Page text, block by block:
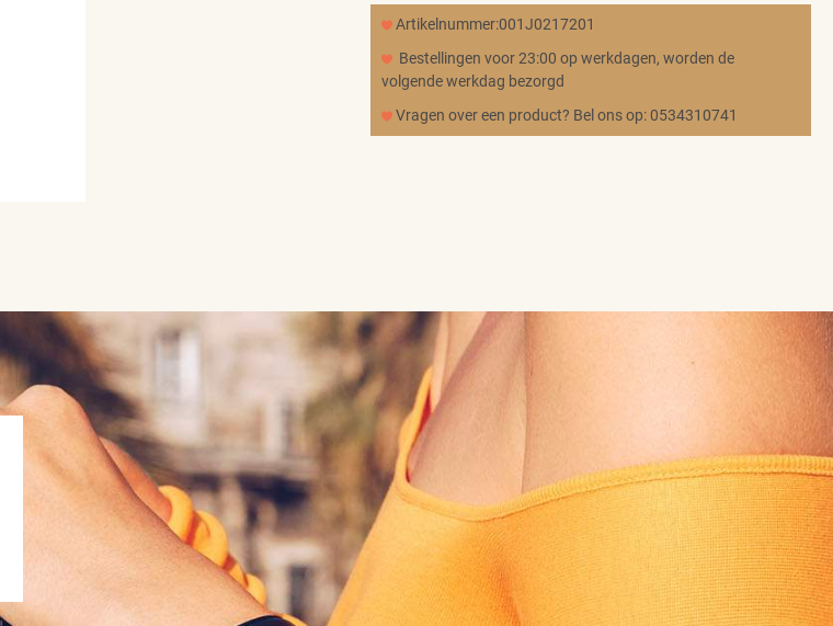
Artikelnummer:001J0217201
Bestellingen voor 23:00 op werkdagen, worden de
volgende werkdag bezorgd
Vragen over een product? Bel ons op: 0534310741